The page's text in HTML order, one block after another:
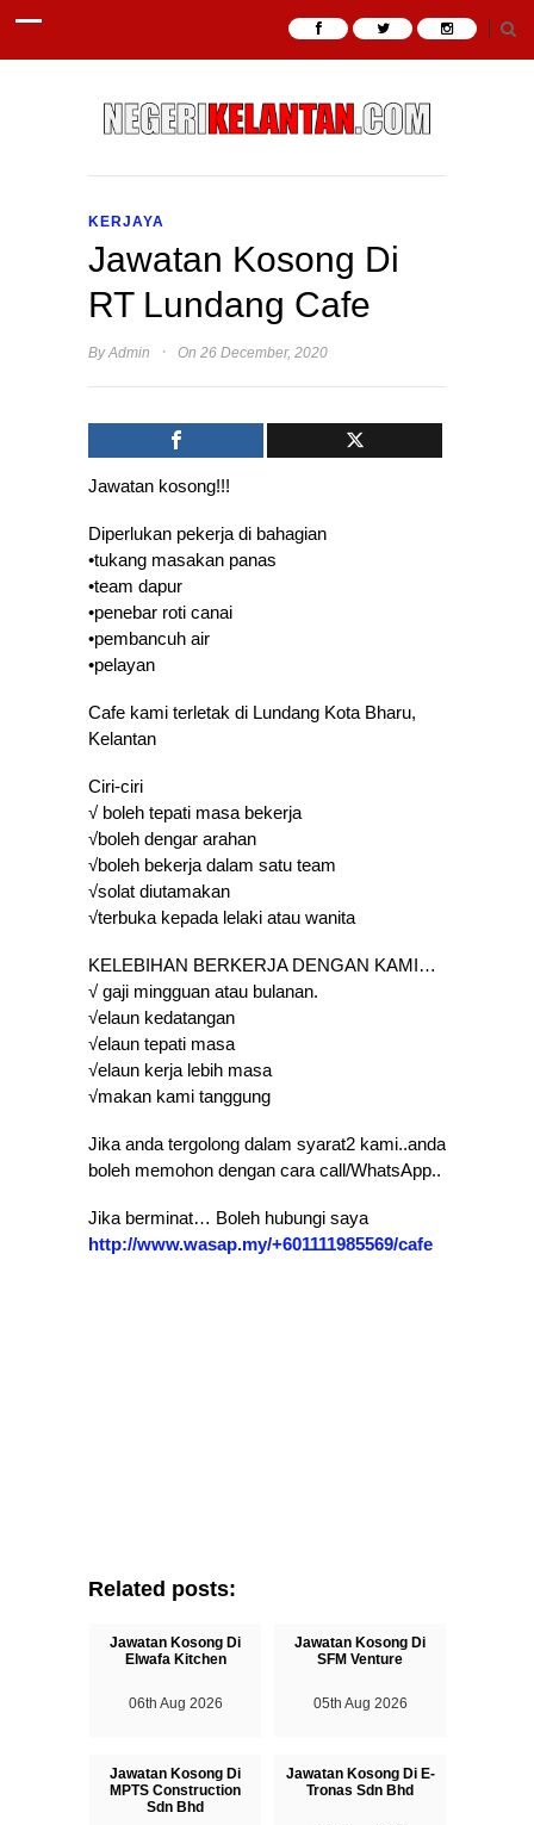
KERJAYA
Jawatan Kosong Di
RT Lundang Cafe
ByAdmin · On 26 December, 2020
Jawatan kosong!!!
Diperlukan pekerja di bahagian
•tukang masakan panas
•team dapur
•penebar roti canai
•pembancuh air
•pelayan
Cafe kami terletak di Lundang Kota Bharu,
Kelantan
Ciri-ciri
√ boleh tepati masa bekerja
√boleh dengar arahan
√boleh bekerja dalam satu team
√solat diutamakan
√terbuka kepada lelaki atau wanita
KELEBIHAN BERKERJA DENGAN KAMI…
√ gaji mingguan atau bulanan.
√elaun kedatangan
√elaun tepati masa
√elaun kerja lebih masa
√makan kami tanggung
Jika anda tergolong dalam syarat2 kami..anda
boleh memohon dengan cara call/WhatsApp..
Jika berminat… Boleh hubungi saya
‪http://www.wasap.my/+601111985569/cafe
Related posts:
Jawatan Kosong Di
Elwafa Kitchen
06th Aug 2026
Jawatan Kosong Di
SFM Venture
05th Aug 2026
Jawatan Kosong Di
MPTS Construction
Sdn Bhd
Jawatan Kosong Di E-
Tronas Sdn Bhd